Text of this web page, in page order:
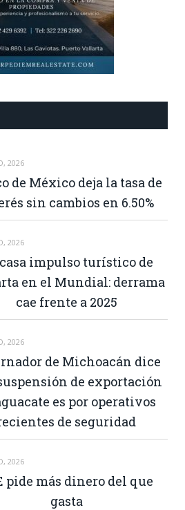
2026
de México deja la tasa de
sin cambios en 6.50%
2026
impulso turístico de
en el Mundial: derrama
cae frente a 2025
2026
de Michoacán dice
de exportación
es por operativos
de seguridad
2026
pide más dinero del que
gasta